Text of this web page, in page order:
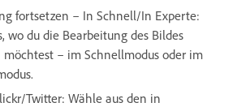
fortsetzen – In Schnell/In Experte:
wo du die Bearbeitung des Bildes
möchtest – im Schnellmodus oder im
Twitter: Wähle aus den in